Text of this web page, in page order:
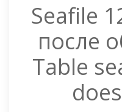
Seafile
после
Table